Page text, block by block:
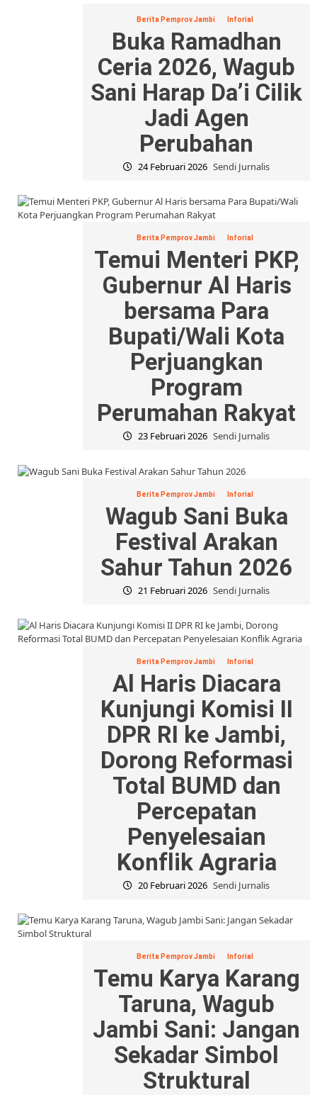
Berita Pemprov Jambi Inforial
Buka Ramadhan
Ceria 2026, Wagub
Sani Harap Da’i Cilik
Jadi Agen
Perubahan
24 Februari 2026 Sendi Jurnalis
Berita Pemprov Jambi Inforial
Temui Menteri PKP,
Gubernur Al Haris
bersama Para
Bupati/Wali Kota
Perjuangkan
Program
Perumahan Rakyat
23 Februari 2026 Sendi Jurnalis
Berita Pemprov Jambi Inforial
Wagub Sani Buka
Festival Arakan
Sahur Tahun 2026
21 Februari 2026 Sendi Jurnalis
Berita Pemprov Jambi Inforial
Al Haris Diacara
Kunjungi Komisi II
DPR RI ke Jambi,
Dorong Reformasi
Total BUMD dan
Percepatan
Penyelesaian
Konflik Agraria
20 Februari 2026 Sendi Jurnalis
Berita Pemprov Jambi Inforial
Temu Karya Karang
Taruna, Wagub
Jambi Sani: Jangan
Sekadar Simbol
Struktural